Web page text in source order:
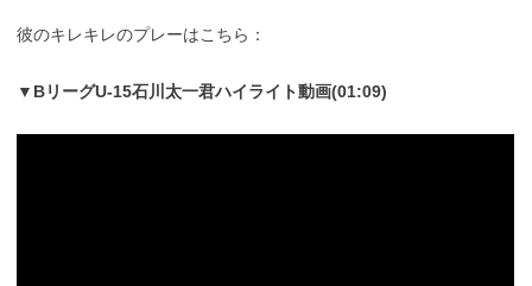
彼のキレキレのプレーはこちら：
▼BリーグU-15石川太一君ハイライト動画(01:09)